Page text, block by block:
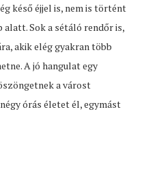
késő éjjel is, nem is történt
alatt. Sok a sétáló rendőr is,
akik elég gyakran több
A jó hangulat egy
a várost
órás életet él, egymást